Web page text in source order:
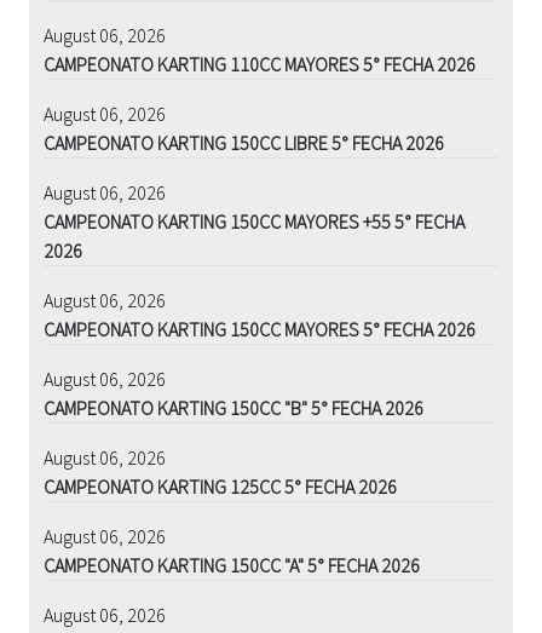
August 06, 2026
CAMPEONATO KARTING 110CC MAYORES 5° FECHA 2026
August 06, 2026
CAMPEONATO KARTING 150CC LIBRE 5° FECHA 2026
August 06, 2026
CAMPEONATO KARTING 150CC MAYORES +55 5° FECHA
2026
August 06, 2026
CAMPEONATO KARTING 150CC MAYORES 5° FECHA 2026
August 06, 2026
CAMPEONATO KARTING 150CC "B" 5° FECHA 2026
August 06, 2026
CAMPEONATO KARTING 125CC 5° FECHA 2026
August 06, 2026
CAMPEONATO KARTING 150CC "A" 5° FECHA 2026
August 06, 2026